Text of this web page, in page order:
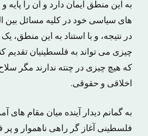
به این منطق ایمان دارد و آن را پایه
های سیاسی خود در کلیه مسائل بین
در نتیجه، و با استناد به این منطق،
چیزی می تواند به فلسطینیان تقدیم
که هیچ چیزی در چنته ندارند مگر
اخلاقی و حقوقی.
به گمانم دیدار آینده میان مقام های
فلسطینی آغاز گر راهی ناهموار و